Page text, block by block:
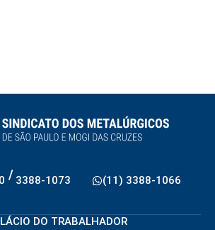
/ 3388-1073 (11) 3388-1066
DO TRABALHADOR